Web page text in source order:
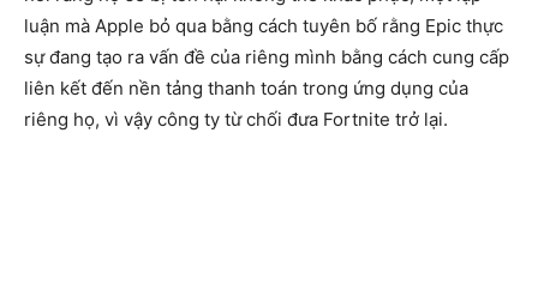
luận mà Apple bỏ qua bằng cách tuyên bố rằng Epic thực
sự đang tạo ra vấn đề của riêng mình bằng cách cung cấp
liên kết đến nền tảng thanh toán trong ứng dụng của
riêng họ, vì vậy công ty từ chối đưa Fortnite trở lại.